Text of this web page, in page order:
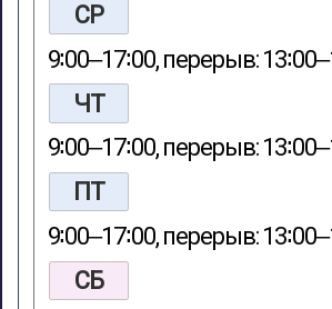
СР
9∶00‒17∶00, перерыв:
ЧТ
9∶00‒17∶00, перерыв:
ПТ
9∶00‒17∶00, перерыв:
СБ